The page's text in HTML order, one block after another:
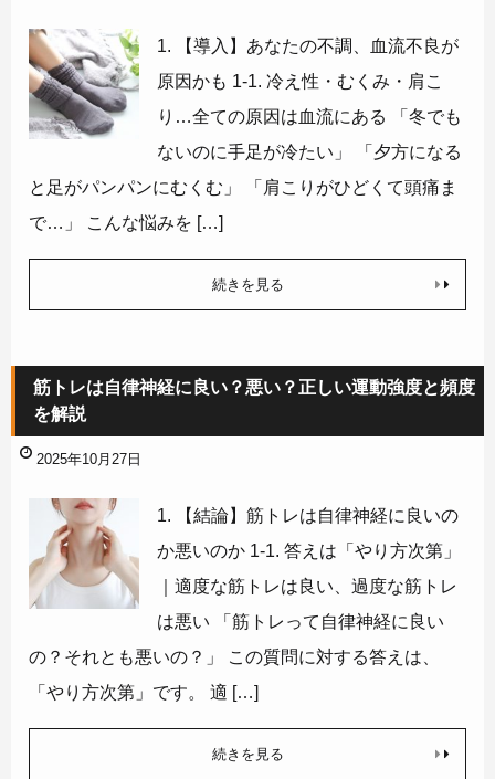
1. 【導入】あなたの不調、血流不良が
原因かも 1-1. 冷え性・むくみ・肩こ
り…全ての原因は血流にある 「冬でも
ないのに手足が冷たい」 「夕方になる
と足がパンパンにむくむ」 「肩こりがひどくて頭痛ま
で…」 こんな悩みを […]
続きを見る
筋トレは自律神経に良い？悪い？正しい運動強度と頻度
を解説
2025年10月27日
1. 【結論】筋トレは自律神経に良いの
か悪いのか 1-1. 答えは「やり方次第」
｜適度な筋トレは良い、過度な筋トレ
は悪い 「筋トレって自律神経に良い
の？それとも悪いの？」 この質問に対する答えは、
「やり方次第」です。 適 […]
続きを見る